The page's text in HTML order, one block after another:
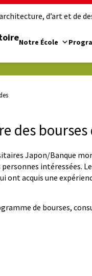
d’art et de
Notre École
des bourses
Japon/Banque
intéressées.
ont acquis une
de bourses,